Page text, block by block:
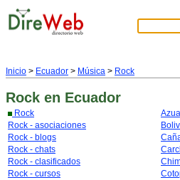
Inicio > Ecuador > Música > Rock
Rock en Ecuador
Rock
Rock - asociaciones
Rock - blogs
Rock - chats
Rock - clasificados
Rock - cursos